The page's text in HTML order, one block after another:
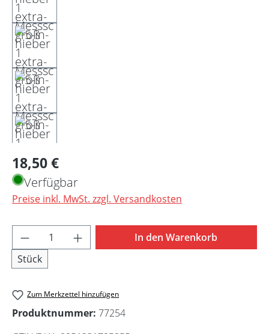
Regulärer Preis:
18,50 €
Verfügbar
Preise inkl. MwSt. zzgl. Versandkosten
Produkt Anzahl: Gib den gewünschten
Stück
In den Warenkorb
Zum Merkzettel hinzufügen
Produktnummer: 77254